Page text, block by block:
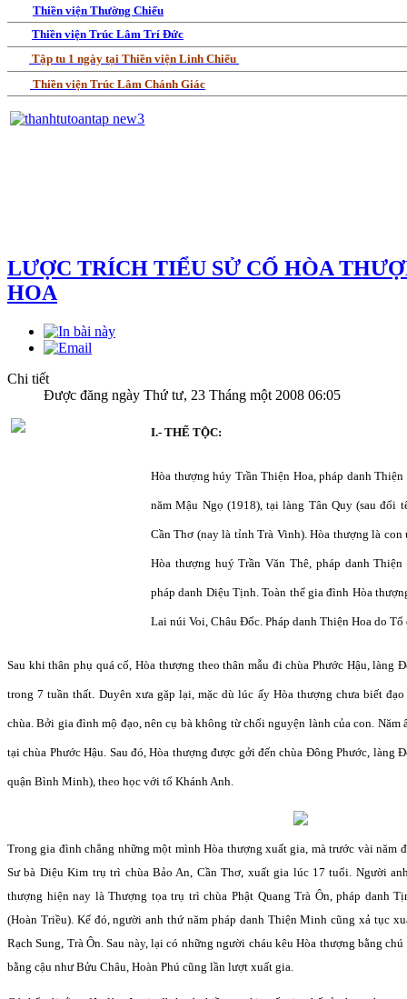
Thiền viện Thường Chiếu
Thiền viện Trúc Lâm Trí Đức
Tập tu 1 ngày tại Thiền viện Linh Chiếu
Thiền viện Trúc Lâm Chánh Giác
LƯỢC TRÍCH TIỂU SỬ CỐ HÒA
HOA
Chi tiết
Được đăng ngày Thứ tư, 23 Tháng một 2008 06:05
I.- THẾ TỘC:
Hòa thượng húy Trần Thiện Hoa, pháp danh
năm Mậu Ngọ (1918), tại làng Tân Quy (sau đổi
Cần Thơ (nay là tỉnh Trà Vinh). Hòa thượng là
Hòa thượng huý Trần Văn Thê, pháp danh
pháp danh Diệu Tịnh. Toàn thể gia đình Hòa
Lai núi Voi, Châu Đốc. Pháp danh Thiện Hoa do
Sau khi thân phụ quá cố, Hòa thượng theo thân mẫu đi chùa Phước Hậu, làng
trong 7 tuần thất. Duyên xưa gặp lại, mặc dù lúc ấy Hòa thượng chưa biết
chùa. Bởi gia đình mộ đạo, nên cụ bà không từ chối nguyện lành của con.
tại chùa Phước Hậu. Sau đó, Hòa thượng được gởi đến chùa Đông Phước, làng
quận Bình Minh), theo học với tổ Khánh Anh.
Trong gia đình chẳng những một mình Hòa thượng xuất gia, mà trước vài năm
Sư bà Diệu Kim trụ trì chùa Bảo An, Cần Thơ, xuất gia lúc 17 tuổi. Người
thượng hiện nay là Thượng tọa trụ trì chùa Phật Quang Trà Ôn, pháp danh
(Hoàn Triều). Kế đó, người anh thứ năm pháp danh Thiện Minh cũng xả tục
Rạch Sung, Trà Ôn. Sau này, lại có những người cháu kêu Hòa thượng bằng
bằng cậu như Bửu Châu, Hoàn Phú cũng lần lượt xuất gia.